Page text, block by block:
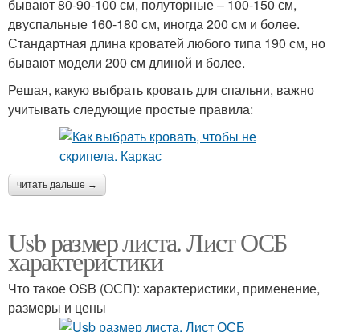
бывают 80-90-100 см, полуторные – 100-150 см,
двуспальные 160-180 см, иногда 200 см и более.
Стандартная длина кроватей любого типа 190 см, но
бывают модели 200 см длиной и более.
Решая, какую выбрать кровать для спальни, важно
учитывать следующие простые правила:
читать дальше →
Usb размер листа. Лист ОСБ
характеристики
Что такое OSB (ОСП): характеристики, применение,
размеры и цены